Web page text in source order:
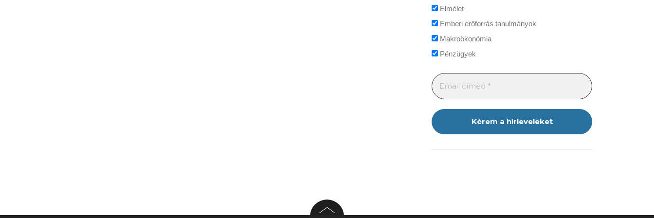
Elmélet
Emberi erőforrás tanulmányok
Makroökonómia
Pénzügyek